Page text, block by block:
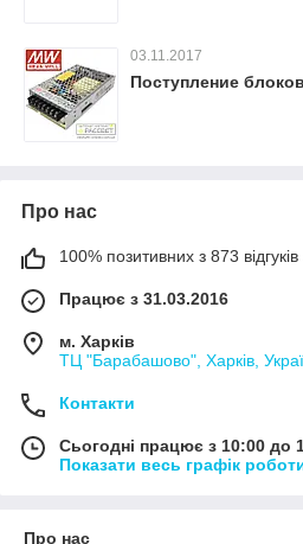
03.11.2017
Поступление
Про нас
100% позитивних з 873 відгуків
Працює з 31.03.2016
м. Харків
ТЦ "Барабашово", Харків,
Контакти
Сьогодні працює з 10:00 до
Показати весь графік
Про нас